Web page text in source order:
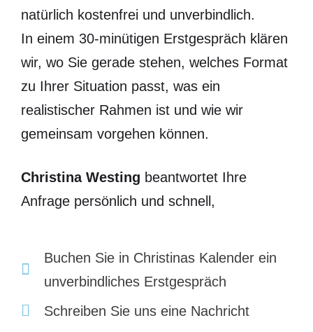
natürlich kostenfrei und unverbindlich.
In einem 30-minütigen Erstgespräch klären
wir, wo Sie gerade stehen, welches Format
zu Ihrer Situation passt, was ein
realistischer Rahmen ist und wie wir
gemeinsam vorgehen können.
Christina Westing beantwortet Ihre
Anfrage persönlich und schnell,
Buchen Sie in Christinas Kalender ein
unverbindliches Erstgespräch
Schreiben Sie uns eine Nachricht